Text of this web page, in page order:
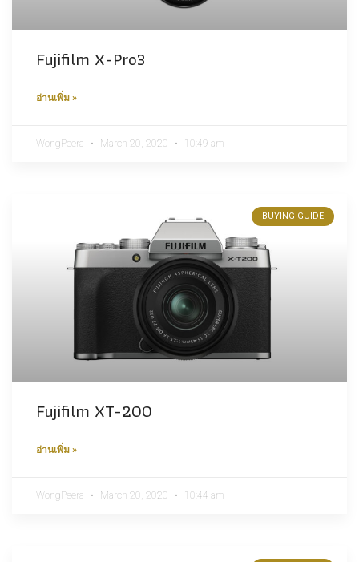
Fujifilm X-Pro3
อ่านเพิ่ม »
WongPeera March 20, 2020 10:49 am
BUYING GUIDE
Fujifilm XT-200
อ่านเพิ่ม »
WongPeera March 20, 2020 10:44 am